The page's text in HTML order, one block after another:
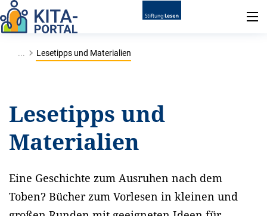
... Lesetipps und Materialien
Lesetipps und
Materialien
Eine Geschichte zum Ausruhen nach dem
Toben? Bücher zum Vorlesen in kleinen und